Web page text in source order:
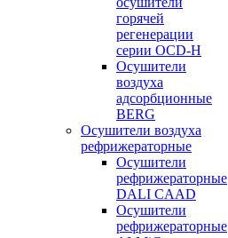
горячей
регенерации
серии OСD-H
Осушители
воздуха
адсорбционные
BERG
Осушители воздуха
рефрижераторные
Осушители
рефрижераторные
DALI CAAD
Осушители
рефрижераторные